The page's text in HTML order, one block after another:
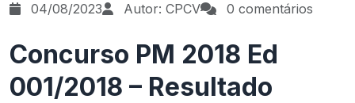
04/08/2023 Autor: CPCV 0 comentários
Concurso PM 2018 Ed
001/2018 – Resultado